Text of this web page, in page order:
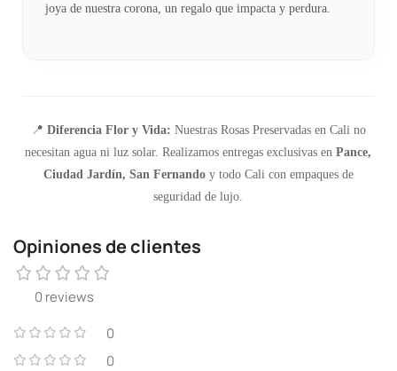
joya de nuestra corona, un regalo que impacta y perdura.
📍 Diferencia Flor y Vida: Nuestras Rosas Preservadas en Cali no
necesitan agua ni luz solar. Realizamos entregas exclusivas enPance,
Ciudad Jardín, San Fernandoy todo Cali con empaques de
seguridad de lujo.
Opiniones de clientes
0 reviews
0
0